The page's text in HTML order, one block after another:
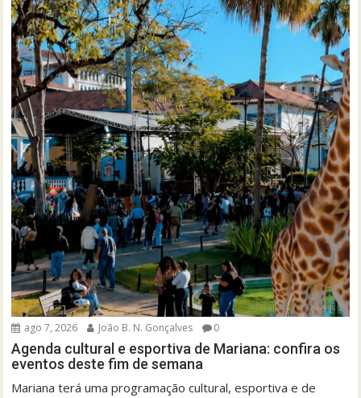
ago 7, 2026 João B. N. Gonçalves 0
Agenda cultural e esportiva de Mariana: confira os
eventos deste fim de semana
Mariana terá uma programação cultural, esportiva e de